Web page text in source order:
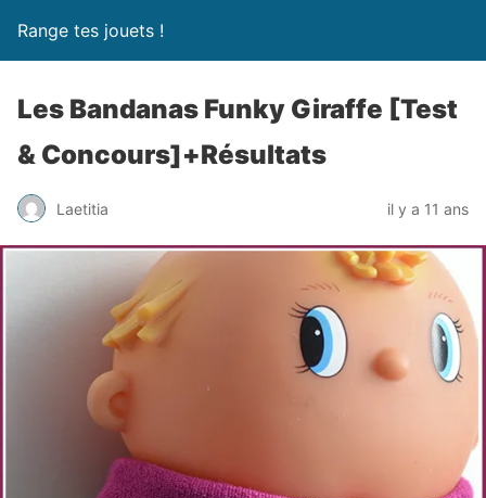
Range tes jouets !
Les Bandanas Funky Giraffe [Test
& Concours]+Résultats
Laetitia il y a 11 ans